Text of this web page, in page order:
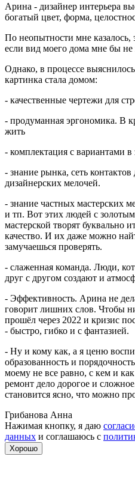
Арина - дизайнер интерьера
богатый цвет, форма,
По неопытности мне казалось,
если вид моего дома мне бы не
Однако, в процессе
картинка стала домом:
- качественные чертежи для
- продуманная эргономика. В
жить
- комплектация с вариантами
- знание рынка, сеть
дизайнерских мелочей.
- знание частных мастерских
и тп. Вот этих людей с
мастерской творят буквально
качество. И их даже можно
замучаешься проверять.
- слаженная команда. Люди,
друг с другом создают и
- Эффективность. Арина не
говорит лишних слов. Чтобы
прошёл через 2022 и кризис
- быстро, гибко и с фантазией.
- Ну и кому как, а я ценю
образованность и
моему не все равно, с кем и
ремонт дело дорогое и
становится ясно, что можно
Грибанова Анна
Нажимая кнопку, я даю
данных и соглашаюсь с
Хорошо